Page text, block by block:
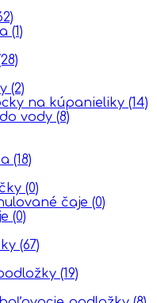
(1)
(2)
na kúpanieliky (14)
vody (8)
(18)
(0)
čaje (0)
(0)
(67)
(19)